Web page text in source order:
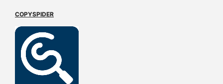
COPYSPIDER